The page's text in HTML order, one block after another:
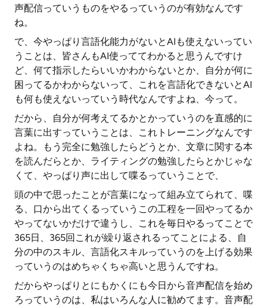
声配信っていうものをやるっていうのが有効なんです
ね。
で、今やっぱり言語化能力がないとAIも使えないってい
うことは、皆さんもAI使っててわかると思うんですけ
ど、何て指示したらいいかわからないとか、自分が何に
困ってるかわからないって、これを言語化できないとAI
も何も使えないっていう時代なんですよね、今って。
だから、自分が何考えてるかとかっていうのを直感的に
言葉に出すっていうことは、これトレーニングなんです
よね。もう完全に勉強したらどうとか、文章に関する本
を読んだらとか、ライティングの勉強したらとかじゃな
くて、やっぱり声に出して喋るっていうことで、
頭の中で思ったことが言葉になって組み立てられて、喋
る、口から出てくるっていうこの工程を一回やってるか
やってないかだけで違うし、これを毎日やるってことで
365日、365回これが繰り返されるってことによる、自
分の中のスキル、言語化スキルっていうのを上げる効果
っていうのはめちゃくちゃ高いと思うんですね。
だからやっぱりとにもかくにも今日から音声配信を始め
ろっていうのは、私はいろんな人に勧めてます。音声配